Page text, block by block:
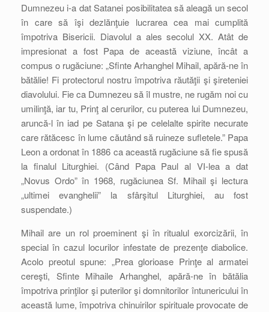
Dumnezeu i-a dat Satanei posibilitatea să aleagă un secol
în care să îşi dezlănţuie lucrarea cea mai cumplită
împotriva Bisericii. Diavolul a ales secolul XX. Atât de
impresionat a fost Papa de această viziune, încât a
compus o rugăciune: „Sfinte Arhanghel Mihail, apără-ne în
bătălie! Fi protectorul nostru împotriva răutăţii şi şireteniei
diavolului. Fie ca Dumnezeu să îl mustre, ne rugăm noi cu
umilinţă, iar tu, Prinţ al cerurilor, cu puterea lui Dumnezeu,
aruncă-l în iad pe Satana şi pe celelalte spirite necurate
care rătăcesc în lume căutând să ruineze sufletele.” Papa
Leon a ordonat în 1886 ca această rugăciune să fie spusă
la finalul Liturghiei. (Când Papa Paul al VI-lea a dat
„Novus Ordo” în 1968, rugăciunea Sf. Mihail şi lectura
„ultimei evanghelii” la sfârşitul Liturghiei, au fost
suspendate.)
Mihail are un rol proeminent şi în ritualul exorcizării, în
special în cazul locurilor infestate de prezenţe diabolice.
Acolo preotul spune: „Prea glorioase Prinţe al armatei
cereşti, Sfinte Mihaile Arhanghel, apără-ne în bătălia
împotriva prinţilor şi puterilor şi domnitorilor întunericului în
această lume, împotriva chinuirilor spirituale provocate de